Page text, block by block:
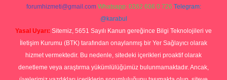
forumhizmeti@gmail.com Whatsapp: 0262 606 0 726 Telegram:
@karabul
Yasal Uyarı: Sitemiz, 5651 Sayılı Kanun gereğince Bilgi Teknolojileri ve
İletişim Kurumu (BTK) tarafından onaylanmış bir Yer Sağlayıcı olarak
hizmet vermektedir. Bu nedenle, sitedeki içerikleri proaktif olarak
denetleme veya araştırma yükümlülüğümüz bulunmamaktadır. Ancak,